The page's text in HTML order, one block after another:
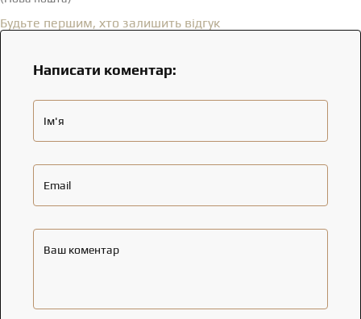
Будьте першим, хто залишить відгук
Написати коментар:
Ім'я
Email
Ваш коментар